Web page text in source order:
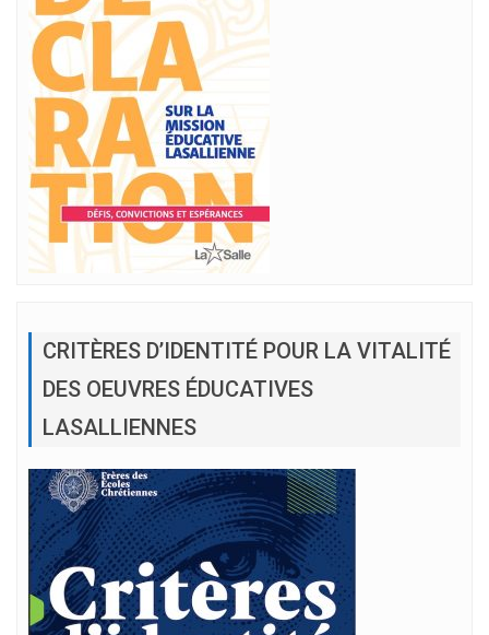
CRITÈRES D’IDENTITÉ POUR LA VITALITÉ
DES OEUVRES ÉDUCATIVES
LASALLIENNES